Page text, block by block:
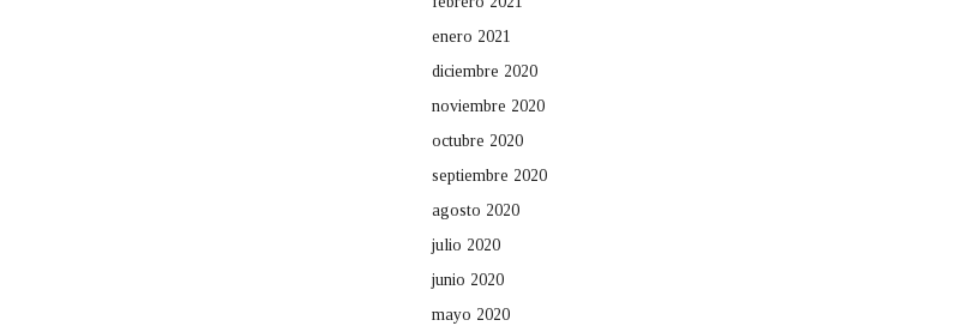
enero 2021
diciembre 2020
noviembre 2020
octubre 2020
septiembre 2020
agosto 2020
julio 2020
junio 2020
mayo 2020